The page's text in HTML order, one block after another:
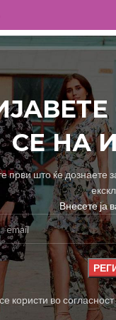
СЕ НА
први што ќе дознаете
Внесете ја
користи во